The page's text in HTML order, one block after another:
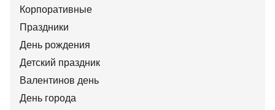
Корпоративные
Праздники
День рождения
Детский праздник
Валентинов день
День города